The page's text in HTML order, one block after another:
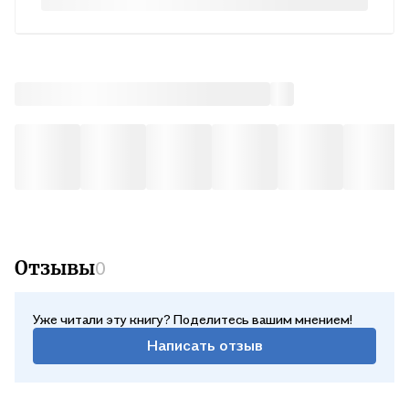
Отзывы0
Уже читали эту книгу? Поделитесь вашим мнением!
Написать отзыв